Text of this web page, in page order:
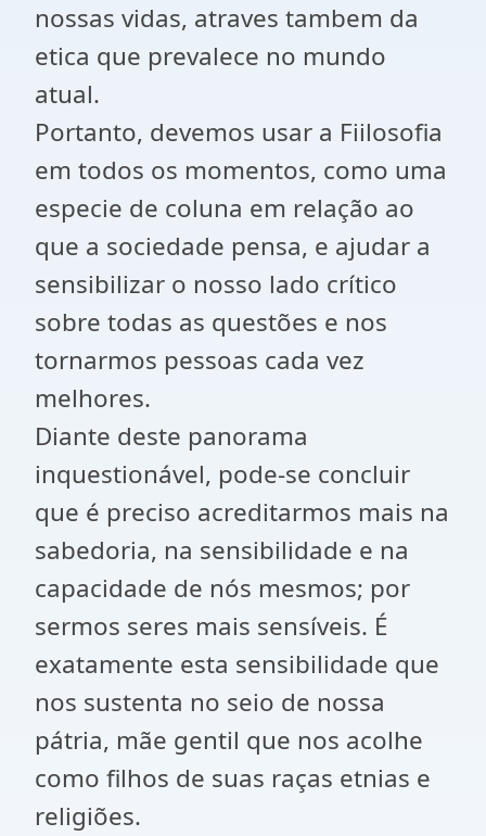
nossas vidas, atraves tambem da
etica que prevalece no mundo
atual.
Portanto, devemos usar a Fiilosofia
em todos os momentos, como uma
especie de coluna em relação ao
que a sociedade pensa, e ajudar a
sensibilizar o nosso lado crítico
sobre todas as questões e nos
tornarmos pessoas cada vez
melhores.
Diante deste panorama
inquestionável, pode-se concluir
que é preciso acreditarmos mais na
sabedoria, na sensibilidade e na
capacidade de nós mesmos; por
sermos seres mais sensíveis. É
exatamente esta sensibilidade que
nos sustenta no seio de nossa
pátria, mãe gentil que nos acolhe
como filhos de suas raças etnias e
religiões.